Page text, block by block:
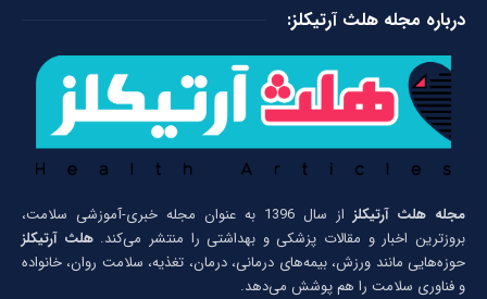
درباره مجله هلث آرتیکلز:
مجله هلث آرتیکلز
از سال 1396 به عنوان مجله خبری-آموزشی سلامت،
بروزترین اخبار و مقالات پزشکی و بهداشتی را منتشر می‌کند.هلث آرتیکلز
حوزه‌هایی مانند ورزش، بیمه‌های درمانی، درمان، تغذیه، سلامت روان، خانواده
و فناوری سلامت را هم پوشش می‌دهد.